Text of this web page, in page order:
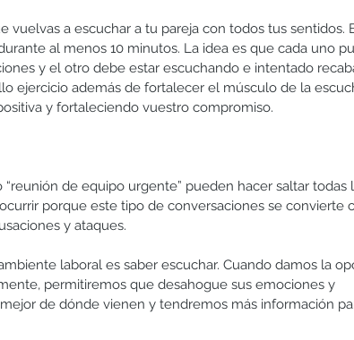
vuelvas a escuchar a tu pareja con todos tus sentidos.
al menos 10 minutos. La idea es que cada uno
y el otro debe estar escuchando e intentado
ejercicio además de fortalecer el músculo de la
y fortaleciendo vuestro compromiso.
“reunión de equipo urgente” pueden hacer saltar todas
porque este tipo de conversaciones se convierte
y ataques.
laboral es saber escuchar. Cuando damos la
permitiremos que desahogue sus emociones y
de dónde vienen y tendremos más información